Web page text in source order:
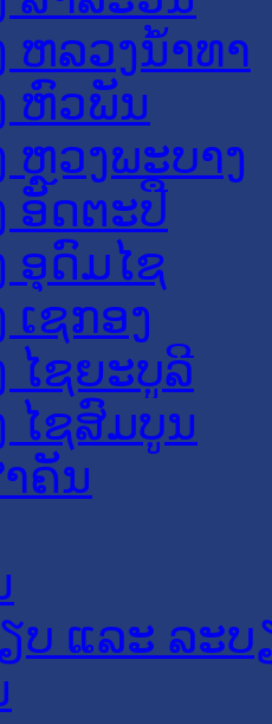
ຫລວງນໍ້າທາ
ຫົວພັນ
ຫຼວງພະບາງ
ອັດຕະປື
ອຸດົມໄຊ
ເຊກອງ
ໄຊຍະບູລີ
ໄຊສົມບູນ
ຄັນ
ບ ແລະ ລະບ